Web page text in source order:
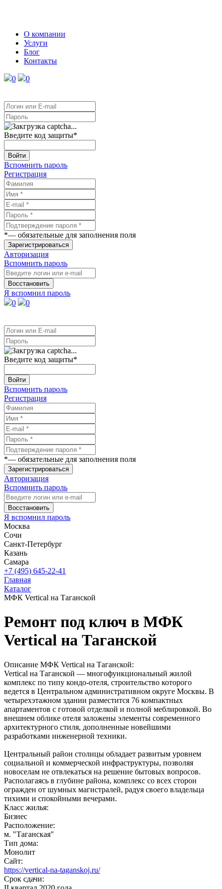
О компании
Услуги
Блог
Контакты
0 0
Введите код защиты*
Войти
Вспомнить пароль
Регистрация
*— обязательные для заполнения поля
Зарегистрироваться
Авторизация
Вспомнить пароль
Восстановить
Я вспомнил пароль
0
0
Введите код защиты*
Войти
Вспомнить пароль
Регистрация
*— обязательные для заполнения поля
Зарегистрироваться
Авторизация
Вспомнить пароль
Восстановить
Я вспомнил пароль
Москва
Сочи
Санкт-Петербург
Казань
Самара
+7 (495) 645-22-41
Главная
Каталог
МФК Vertical на Таганской
Ремонт под ключ в МФК
Vertical на Таганской
Описание МФК Vertical на Таганской:
Vertical на Таганской — многофункциональный жилой
комплекс по типу кондо-отеля, строительство которого
ведется в Центральном административном округе Москвы. В
четырехэтажном здании разместится 76 компактных
апартаментов с готовой отделкой и полной меблировкой. Во
внешнем облике отеля заложены элементы современного
архитектурного стиля, дополненные новейшими
разработками инженерной техники.
Центральный район столицы обладает развитым уровнем
социальной и коммерческой инфраструктуры, позволяя
новоселам не отвлекаться на решение бытовых вопросов.
Располагаясь в глубине района, комплекс со всех сторон
огражден от шумных магистралей, радуя своего владельца
тихими и спокойными вечерами.
Класс жилья:
Бизнес
Расположение:
м. "Таганская"
Тип дома:
Монолит
Сайт:
https://vertical-na-taganskoj.ru/
Срок сдачи: